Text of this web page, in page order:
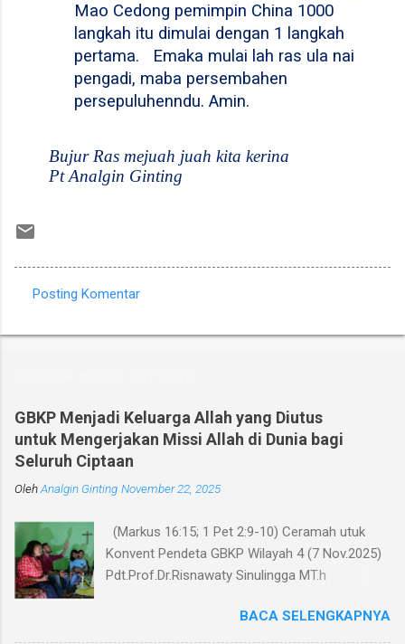
Mao Cedong pemimpin China 1000
langkah itu dimulai dengan 1 langkah
pertama.
Emaka mulai lah ras ula nai
pengadi, maba persembahen
persepuluhenndu. Amin.
Bujur Ras mejuah juah kita kerina
Pt Analgin Ginting
o
n
t
a
r
Posting Komentar
GBKP Menjadi Keluarga Allah yang Diutus
untuk Mengerjakan Missi Allah di Dunia bagi
Seluruh Ciptaan
OlehAnalgin Ginting November 22, 2025
(Markus 16:15; 1 Pet 2:9-10) Ceramah utuk
Konvent Pendeta GBKP Wilayah 4 (7 Nov.2025)
Pdt.Prof.Dr.Risnawaty Sinulingga MT.h
kesempatan berharga saat ini dalam
menyampaikan ceramah tentang visi baru
BACA SELENGKAPNYA